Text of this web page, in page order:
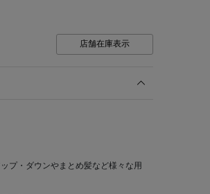
店舗在庫表示
プ・ダウンやまとめ髪など様々な用